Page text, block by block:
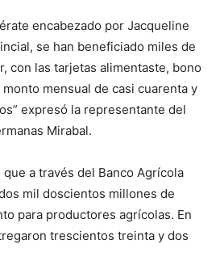
encabezado por Jacqueline
se han beneficiado miles de
con las tarjetas alimentaste, bono
mensual de casi cuarenta y
expresó la representante del
Mirabal.
a través del Banco Agrícola
mil doscientos millones de
para productores agrícolas. En
trescientos treinta y dos